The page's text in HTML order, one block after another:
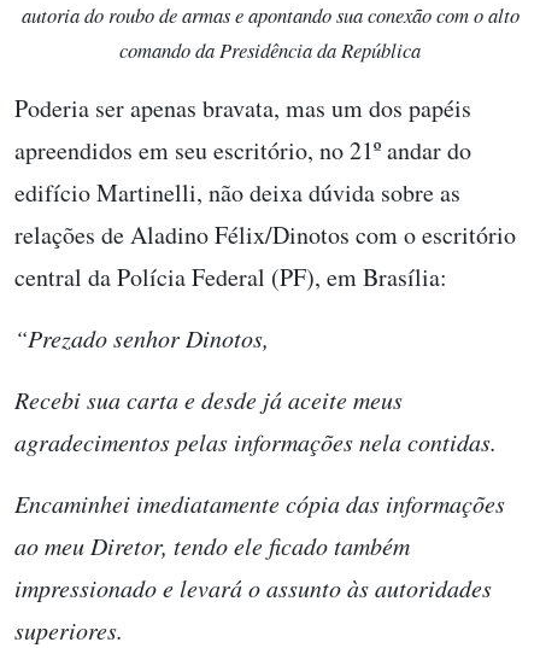
autoria do roubo de armas e apontando sua conexão com o alto
comando da Presidência da República
Poderia ser apenas bravata, mas um dos papéis
apreendidos em seu escritório, no 21º andar do
edifício Martinelli, não deixa dúvida sobre as
relações de Aladino Félix/Dinotos com o escritório
central da Polícia Federal (PF), em Brasília:
“Prezado senhor Dinotos,
Recebi sua carta e desde já aceite meus
agradecimentos pelas informações nela contidas.
Encaminhei imediatamente cópia das informações
ao meu Diretor, tendo ele ficado também
impressionado e levará o assunto às autoridades
superiores.